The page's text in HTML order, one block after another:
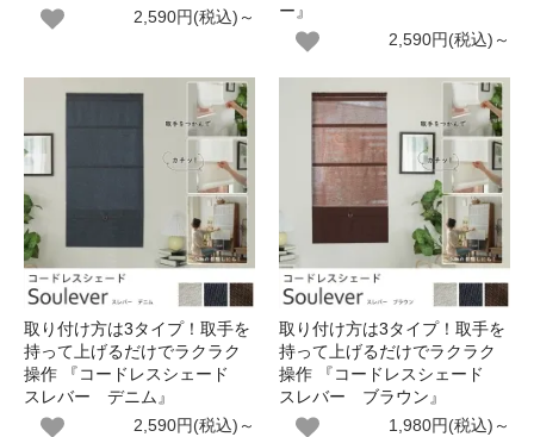
2,590円(税込)～
ー』
2,590円(税込)～
取り付け方は3タイプ！取手を
持って上げるだけでラクラク
操作 『コードレスシェード
スレバー デニム』
2,590円(税込)～
取り付け方は3タイプ！取手を
持って上げるだけでラクラク
操作 『コードレスシェード
スレバー ブラウン』
1,980円(税込)～